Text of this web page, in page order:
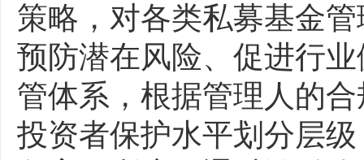
策略，对各类私募基金
预防潜在风险、促进行
管体系，根据管理人的
投资者保护水平划分层